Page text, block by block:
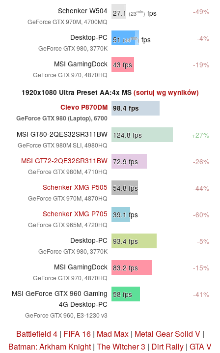
Schenker W504
GeForce GTX 970M, 4700MQ
27.1 (23min) fps -49%
Desktop-PC
GeForce GTX 980, 3770K
51 (44min) fps -4%
MSI GamingDock
GeForce GTX 970, 4870HQ
43fps -19%
1920x1080 Ultra Preset AA:4x MS (sortuj wg wyników)
Clevo P870DM
GeForce GTX 980 (Laptop), 6700
98.4 fps
MSI GT80-2QES32SR311BW
GeForce GTX 980M SLI, 4980HQ
124.8fps +27%
MSI GT72-2QE32SR311BW
GeForce GTX 980M, 4710HQ
72.9fps -26%
Schenker XMG P505
GeForce GTX 970M, 4870HQ
54.8fps -44%
Schenker XMG P705
GeForce GTX 965M, 4720HQ
39.1 fps -60%
Desktop-PC
GeForce GTX 980, 3770K
93.4fps -5%
MSI GamingDock
GeForce GTX 970, 4870HQ
83.2fps -15%
MSI GeForce GTX 960 Gaming
4G Desktop-PC
GeForce GTX 960, E3-1230 v3
58fps -41%
Battlefield 4| FIFA 16| Mad Max| Metal Gear Solid V|
Batman: Arkham Knight | The Witcher 3 | Dirt Rally | GTA V